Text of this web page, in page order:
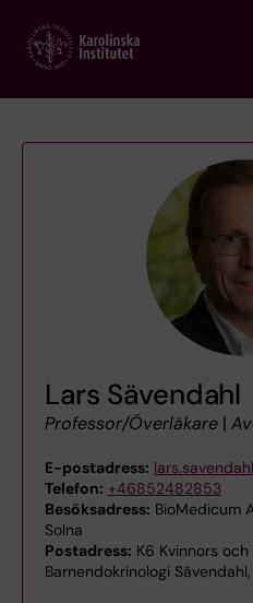
main
Lars Sävendahl
Professor/Överläkare |
E-postadress:
Telefon: +46852482853
Besöksadress: BioMedicum
Solna
Postadress: K6 Kvinnors
Barnendokrinologi Sävendahl,